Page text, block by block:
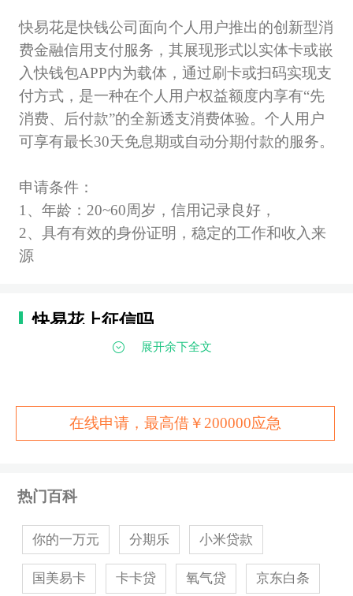
快易花是快钱公司面向个人用户推出的创新型消
费金融信用支付服务，其展现形式以实体卡或嵌
入快钱包APP内为载体，通过刷卡或扫码实现支
付方式，是一种在个人用户权益额度内享有“先
消费、后付款”的全新透支消费体验。个人用户
可享有最长30天免息期或自动分期付款的服务。
申请条件：
1、年龄：20~60周岁，信用记录良好，
2、具有有效的身份证明，稳定的工作和收入来
源
快易花上征信吗
款方是属于南京银行，所以征信记录不是很好的
小伙伴还是忽略吧。
快易花申请流程怎样
申请方式：手机下载快易花
展开余下全文
在线申请，最高借￥200000应急
热门百科
你的一万元 分期乐 小米贷款
国美易卡 卡卡贷 氧气贷 京东白条